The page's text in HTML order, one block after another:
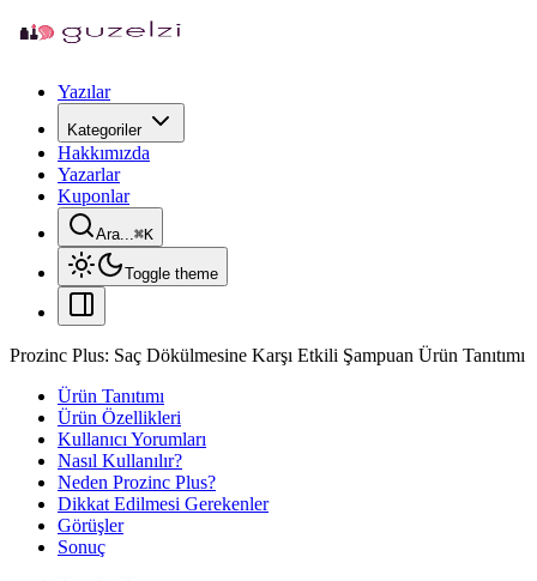
Yazılar
Kategoriler
Hakkımızda
Yazarlar
Kuponlar
Ara...⌘K
Toggle theme
Prozinc Plus: Saç Dökülmesine Karşı Etkili Şampuan Ürün Tanıtımı
Ürün Tanıtımı
Ürün Özellikleri
Kullanıcı Yorumları
Nasıl Kullanılır?
Neden Prozinc Plus?
Dikkat Edilmesi Gerekenler
Görüşler
Sonuç